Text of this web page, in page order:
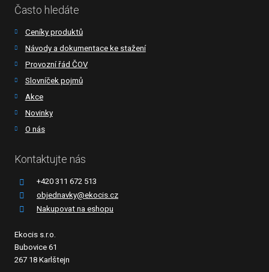
Často hledáte
Ceníky produktů
Návody a dokumentace ke stažení
Provozní řád ČOV
Slovníček pojmů
Akce
Novinky
O nás
Kontaktujte nás
+420 311 672 513
objednavky@ekocis.cz
Nakupovat na eshopu
Ekocis s.r.o.
Bubovice 61
267 18 Karlštejn